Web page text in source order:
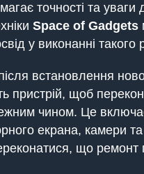
точності та уваги
Space of Gadgets
у виконанні такого
встановлення
пристрій, щоб
чином. Це
екрана, камери та
що ремонт